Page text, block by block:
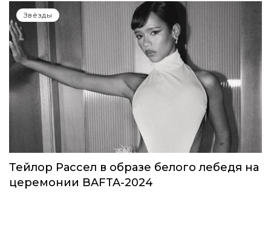
Звёзды
Тейлор Рассел в образе белого лебедя на
церемонии BAFTA-2024